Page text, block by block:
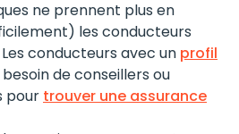
ne prennent plus en
les conducteurs
conducteurs avec un profil
de conseillers ou
pour trouver une assurance